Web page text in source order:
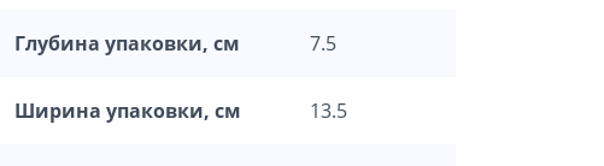
Глубина упаковки, см 7.5
Ширина упаковки, см 13.5